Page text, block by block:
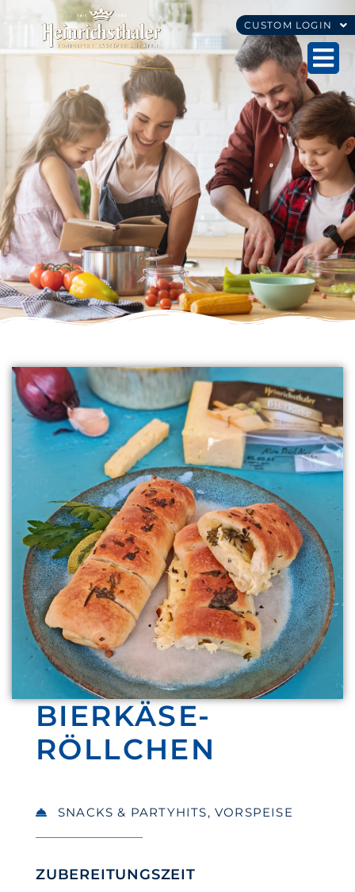
CUSTOM LOGIN
BIERKÄSE-
RÖLLCHEN
SNACKS & PARTYHITS,VORSPEISE
ZUBEREITUNGSZEIT